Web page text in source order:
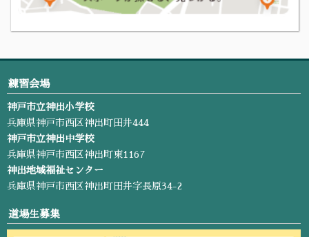
練習会場
神戸市立神出小学校
兵庫県神戸市西区神出町田井444
神戸市立神出中学校
兵庫県神戸市西区神出町東1167
神出地域福祉センター
兵庫県神戸市西区神出町田井字長原34-2
道場生募集